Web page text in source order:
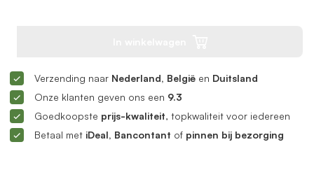
Verzending naar Nederland, België en Duitsland
Onze klanten geven ons een 9.3
Goedkoopste prijs-kwaliteit, topkwaliteit voor iedereen
Betaal met iDeal, Bancontant of pinnen bij bezorging